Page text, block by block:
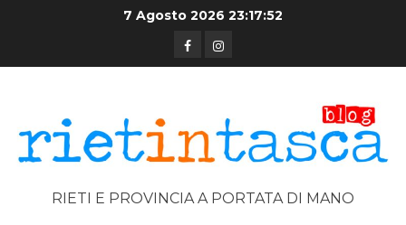
7 Agosto 2026 23:17:52
FacebookInstagram
RIETI E PROVINCIA A PORTATA DI MANO